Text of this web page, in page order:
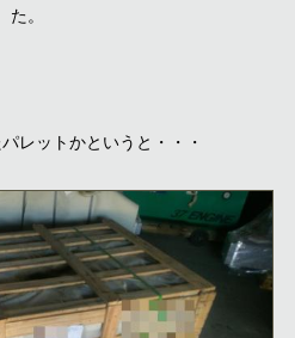
た。
レットかというと・・・